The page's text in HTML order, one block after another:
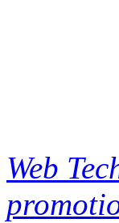
Web